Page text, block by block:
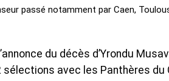
passé notamment par Caen,
du décès d’Yrondu
avec les Panthères du